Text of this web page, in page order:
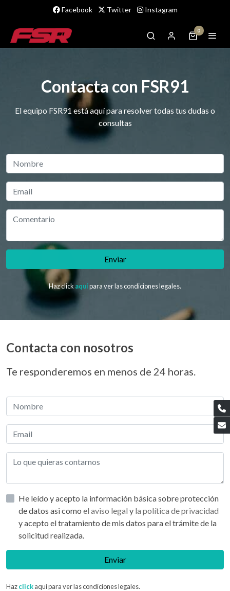
Facebook Twitter Instagram
0
Contacta con FSR91
El equipo FSR91 está aquí para resolver todas tus dudas o
consultas
Enviar
Haz click aquípara ver las condiciones legales.
Contacta con nosotros
Te responderemos en menos de 24 horas.
He leído y acepto la información básica sobre protección
de datos asi como el aviso legal y la política de privacidad
y acepto el tratamiento de mis datos para el trámite de la
solicitud realizada.
Enviar
Hazclickaquí para ver las condiciones legales.